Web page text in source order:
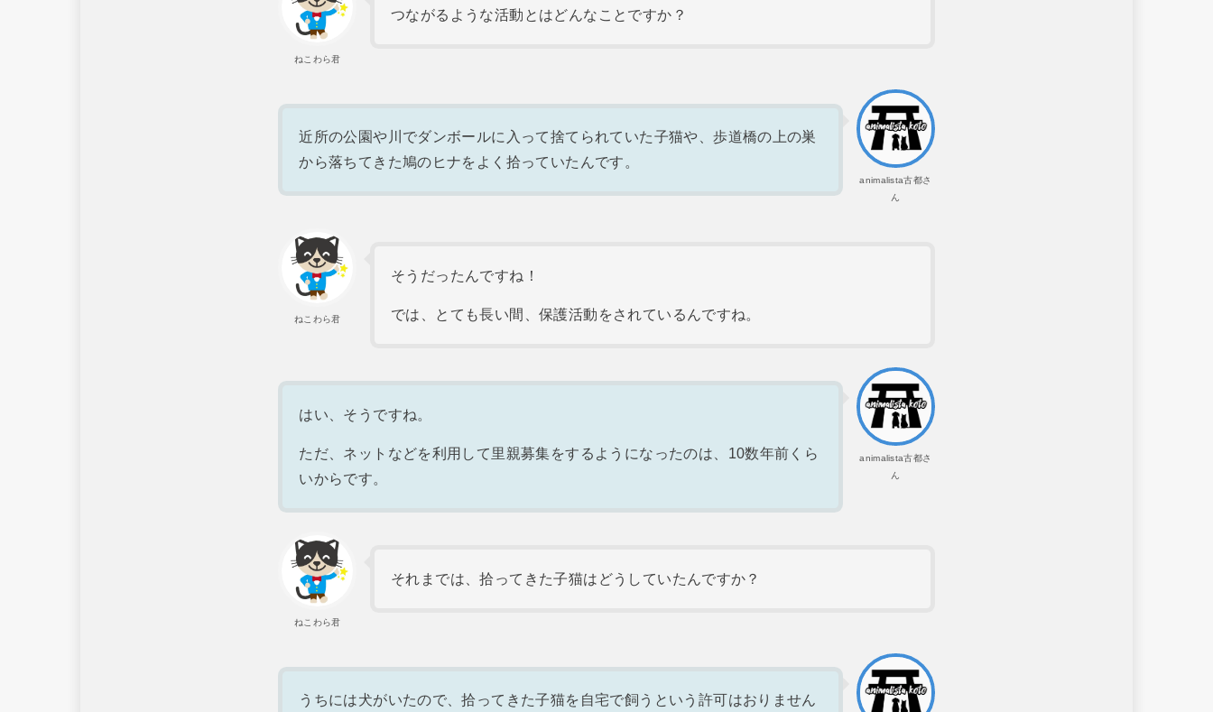
ねこわら君
つながるような活動とはどんなことですか？
animalista古都さ
ん
近所の公園や川でダンボールに入って捨てられていた子猫や、歩道橋の上の巣
から落ちてきた鳩のヒナをよく拾っていたんです。
ねこわら君
そうだったんですね！
では、とても長い間、保護活動をされているんですね。
animalista古都さ
ん
はい、そうですね。
ただ、ネットなどを利用して里親募集をするようになったのは、10数年前くら
いからです。
ねこわら君
それまでは、拾ってきた子猫はどうしていたんですか？
うちには犬がいたので、拾ってきた子猫を自宅で飼うという許可はおりません